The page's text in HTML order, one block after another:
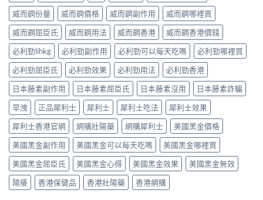
威而鋼份量
威而鋼價格 威而鋼副作用
威而鋼哪裡買
威而鋼屈臣氏
威而鋼用法 威而鋼香港
威而鋼香港價錢
必利勁lihkg
必利勁副作用 必利勁可以每天吃嗎
必利勁哪裡買
必利勁屈臣氏
必利勁效果 必利勁用法
必利勁香港
日本藤素副作用
日本藤素屈臣氏 日本藤素沒用
日本藤素詐騙
早洩
正品犀利士 犀利士 犀利士吃法
犀利士效果
犀利士香港官網
網購壯陽藥 網購犀利士
美國黑金價格
美國黑金副作用
美國黑金可以每天吃嗎
美國黑金哪裡買
美國黑金屈臣氏
美國黑金心得 美國黑金效果
美國黑金無效
陽痿
香港保健品 香港壯陽藥 香港網購